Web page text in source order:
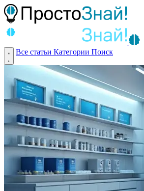
Все статьи Категории Поиск